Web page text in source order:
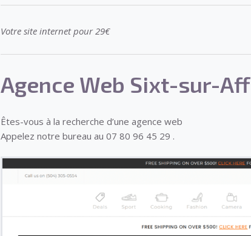
Votre site internet pour 29€
Agence Web Sixt-sur-Aff
Êtes-vous à la recherche d’une agence web
Appelez notre bureau au 07 80 96 45 29 .